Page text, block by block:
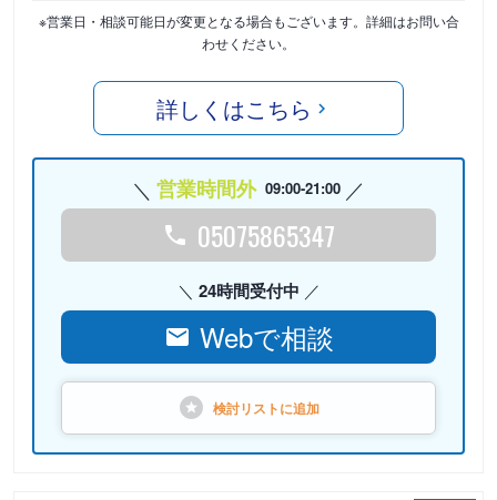
※営業日・相談可能日が変更となる場合もございます。詳細はお問い合
わせください。
詳しくはこちら
営業時間外 09:00-21:00
05075865347
24時間受付中
Webで相談
検討リストに追加